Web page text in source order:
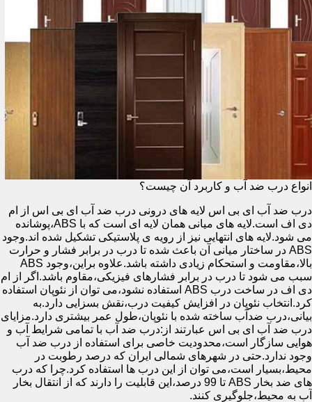
انواع درب ضد آب و کاربرد آن چیست؟
درب ضد آب ای بی اس لایه های درونی درب ضد آب ای بی اس از ام
دی اف است.لایه های میانی همان لایه ای است که با ABS،پوشانده
می شود.لایه های انتهایی نیز از رویه ی پلاستیکی تشکیل شده اند.وجود
ABS در ساختار میانی آن باعث شده تا درب در برابر فشار و حرارت
بالا،مقاومت و استحکام زیادی داشته باشد.علاوه براین،وجود ABS
سبب می شود تا درب در برابر فشارهای فیزیکی،مقاوم باشد.اگر از ام
دی اف در ساخت درب ABS استفاده نشود،می توان از نئوپان استفاده
کرد.انتخاب نئوپان در افزایش کیفیت درب،نقش بسزایی دارد.به
بیانی،درب ضدآب ساخته شده با نئوپان،طول عمر بیشتری دارد.مزایای
درب ضد آب ای بی اس عبارتند از:درب ضد آب با تمامی شرایط آب و
هوایی سازگار است،محدودیت خاصی برای استفاده از درب ضد آب
وجود ندارد.حتی در شهرهای شمالی ایران که درصد رطوبت در
محیط،بسیار است،می توان از این درب ها استفاده کرد.چرا که درب
های ضد بخار ABS تا 99 درصد،این قابلیت را دارند که از انتقال بخار
آب به محیط،جلوگیری کنند.